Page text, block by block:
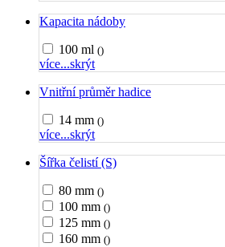
Kapacita nádoby
100 ml ()
více...skrýt
Vnitřní průměr hadice
14 mm ()
více...skrýt
Šířka čelistí (S)
80 mm ()
100 mm ()
125 mm ()
160 mm ()